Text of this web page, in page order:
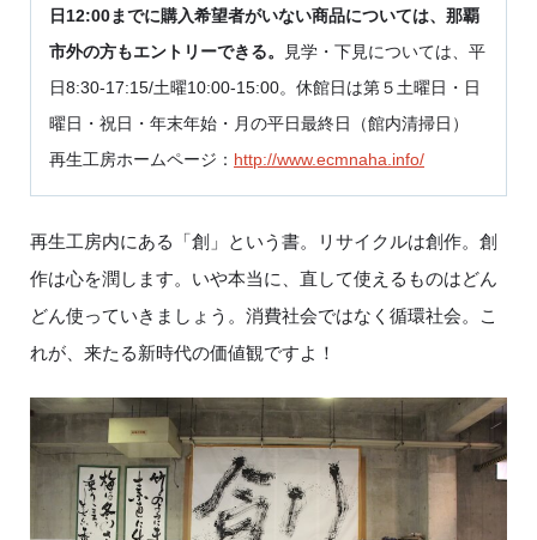
日12:00までに購入希望者がいない商品については、那覇
市外の方もエントリーできる。
見学・下見については、平
日8:30-17:15/土曜10:00-15:00。休館日は第５土曜日・日
曜日・祝日・年末年始・月の平日最終日（館内清掃日）
再生工房ホームページ： http://www.ecmnaha.info/
再生工房内にある「創」という書。リサイクルは創作。創
作は心を潤します。いや本当に、直して使えるものはどん
どん使っていきましょう。消費社会ではなく循環社会。こ
れが、来たる新時代の価値観ですよ！